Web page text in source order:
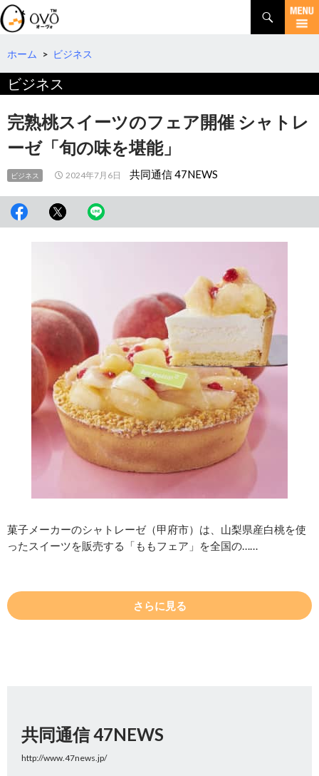
検
索
コ
テ
へ
移
動
ホーム > ビジネス
ビジネス
完熟桃スイーツのフェア開催 シャトレ
ーゼ「旬の味を堪能」
ビジネス 2024年7月6日 共同通信 47NEWS
菓子メーカーのシャトレーゼ（甲府市）は、山梨県産白桃を使
ったスイーツを販売する「ももフェア」を全国の……
さらに見る
共同通信 47NEWS
http://www.47news.jp/